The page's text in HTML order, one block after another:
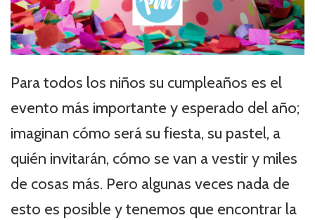
Para todos los niños su cumpleaños es el
evento más importante y esperado del año;
imaginan cómo será su fiesta, su pastel, a
quién invitarán, cómo se van a vestir y miles
de cosas más. Pero algunas veces nada de
esto es posible y tenemos que encontrar la